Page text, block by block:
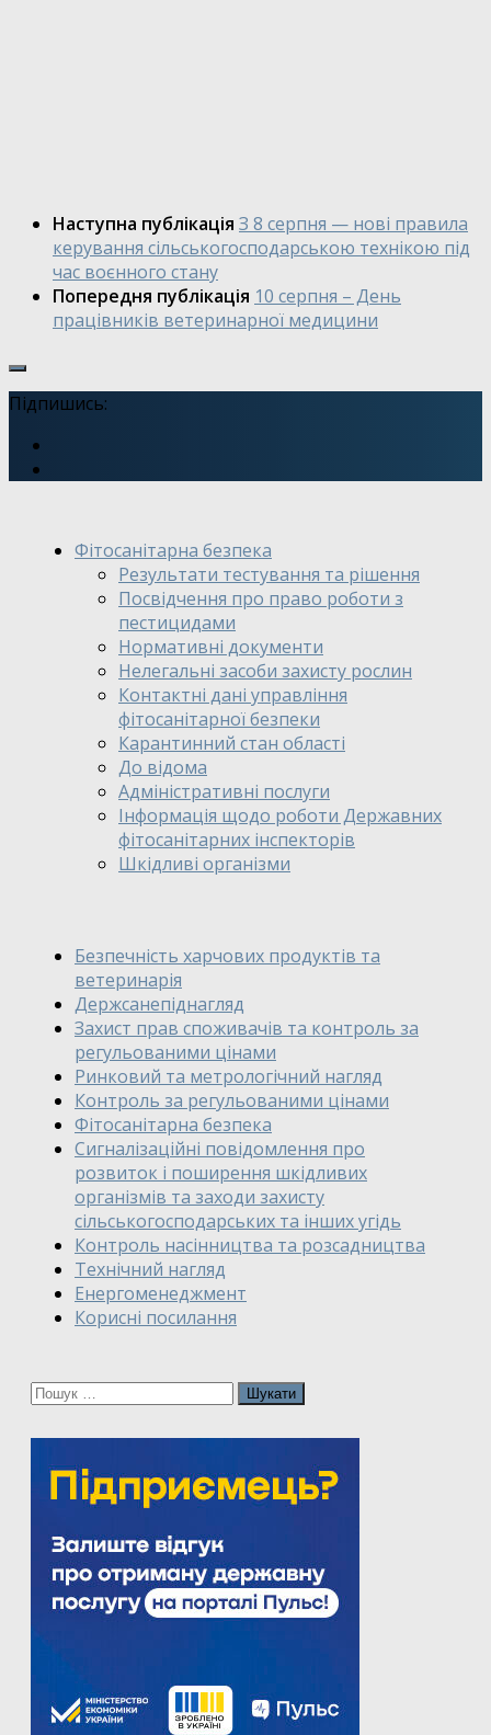
Наступна публікація З 8 серпня — нові правила
керування сільськогосподарською технікою під
час воєнного стану
Попередня публікація 10 серпня – День
працівників ветеринарної медицини
Підпишись:
Фітосанітарна безпека
Результати тестування та рішення
Посвідчення про право роботи з
пестицидами
Нормативні документи
Нелегальні засоби захисту рослин
Контактні дані управління
фітосанітарної безпеки
Карантинний стан області
До відома
Адміністративні послуги
Інформація щодо роботи Державних
фітосанітарних інспекторів
Шкідливі організми
Безпечність харчових продуктів та
ветеринарія
Держсанепіднагляд
Захист прав споживачів та контроль за
регульованими цінами
Ринковий та метрологічний нагляд
Контроль за регульованими цінами
Фітосанітарна безпека
Сигналізаційні повідомлення про
розвиток і поширення шкідливих
організмів та заходи захисту
сільськогосподарських та інших угідь
Контроль насінництва та розсадництва
Технічний нагляд
Енергоменеджмент
Корисні посилання
Пошук: